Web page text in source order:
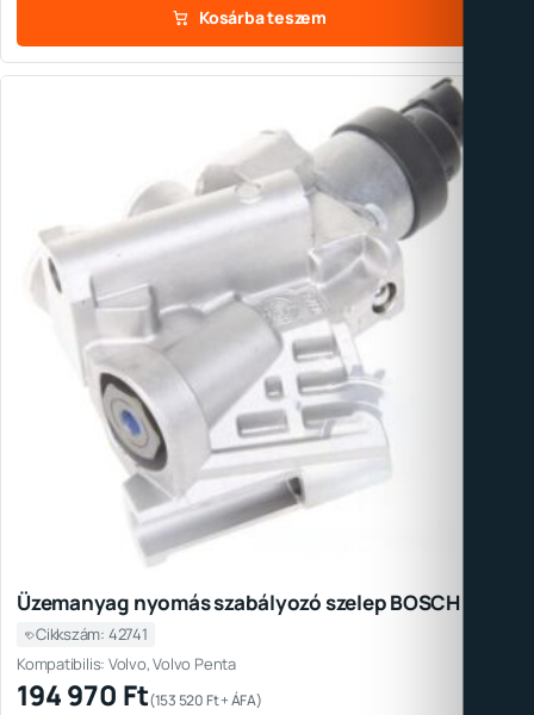
Kosárba teszem
Üzemanyag nyomás szabályozó szelep BOSCH
Cikkszám: 42741
Kompatibilis: Volvo, Volvo Penta
194 970 Ft(153 520Ft+ ÁFA)